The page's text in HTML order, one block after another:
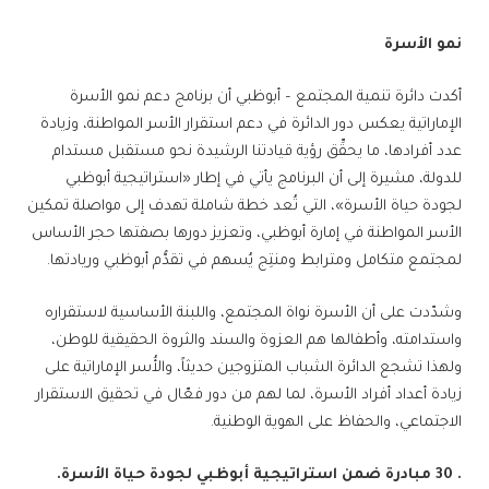
نمو الأسرة
أكدت دائرة تنمية المجتمع – أبوظبي أن برنامج دعم نمو الأسرة
الإماراتية يعكس دور الدائرة في دعم استقرار الأسر المواطنة، وزيادة
عدد أفرادها، ما يحقِّق رؤية قيادتنا الرشيدة نحو مستقبل مستدام
للدولة، مشيرة إلى أن البرنامج يأتي في إطار «استراتيجية أبوظبي
لجودة حياة الأسرة»، التي تُعد خطة شاملة تهدف إلى مواصلة تمكين
الأسر المواطنة في إمارة أبوظبي، وتعزيز دورها بصفتها حجر الأساس
لمجتمع متكامل ومترابط ومنتِج يُسهم في تقدُّم أبوظبي وريادتها.
وشدّدت على أن الأسرة نواة المجتمع، واللبنة الأساسية لاستقراره
واستدامته، وأطفالها هم العزوة والسند والثروة الحقيقية للوطن،
ولهذا تشجع الدائرة الشباب المتزوجين حديثاً، والأُسر الإماراتية على
زيادة أعداد أفراد الأسرة، لما لهم من دور فعّال في تحقيق الاستقرار
الاجتماعي، والحفاظ على الهوية الوطنية.
. 30 مبادرة ضمن استراتيجية أبوظبي لجودة حياة الأسرة.